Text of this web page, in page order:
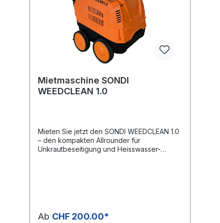
Mietmaschine SONDI
WEEDCLEAN 1.0
Mieten Sie jetzt den SONDI WEEDCLEAN 1.0
– den kompakten Allrounder für
Unkrautbeseitigung und Heisswasser-
– der WEEDCLEAN 1.0 ist vielseitig
Ab CHF 200.00*